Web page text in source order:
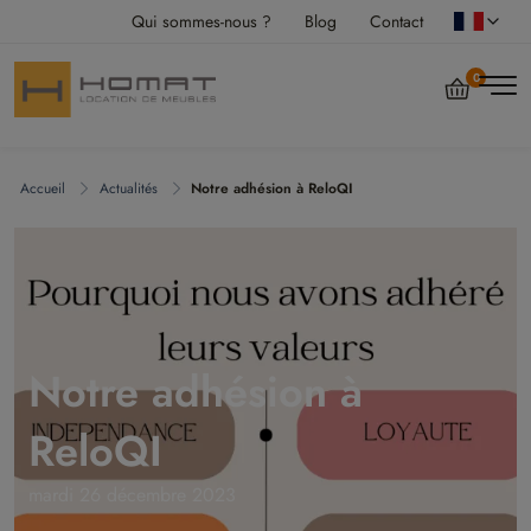
Qui sommes-nous ? Blog Contact
0
Accueil Actualités Notre adhésion à ReloQI
Notre adhésion à
ReloQI